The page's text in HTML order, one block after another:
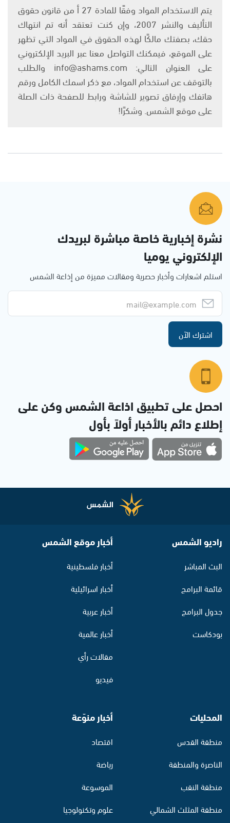
يتم الاستخدام المواد وفقًا للمادة 27 أ من قانون حقوق
التأليف والنشر 2007، وإن كنت تعتقد أنه تم انتهاك
حقك، بصفتك مالكًا لهذه الحقوق في المواد التي تظهر
على الموقع، فيمكنك التواصل معنا عبر البريد الإلكتروني
على العنوان التالي: info@ashams.com والطلب
بالتوقف عن استخدام المواد، مع ذكر اسمك الكامل ورقم
هاتفك وإرفاق تصوير للشاشة ورابط للصفحة ذات الصلة
على موقع الشمس. وشكرًا!
نشرة إخبارية خاصة مباشرة لبريدك
الإلكتروني يوميا
استلم اشعارات وأخبار حصرية ومقالات مميزة من إذاعة الشمس
اشترك الآن
احصل على تطبيق اذاعة الشمس وكن على
إطلاع دائم بالأخبار أولاً بأول
راديو الشمس
البث المباشر
قائمة البرامج
جدول البرامج
بودكاست
أخبار موقع الشمس
أخبار فلسطينية
أخبار اسرائيلية
أخبار عربية
أخبار عالمية
مقالات رأي
فيديو
المحليات
منطقة القدس
الناصرة والمنطقة
منطقة النقب
منطقة المثلث الشمالي
أخبار منوّعة
اقتصاد
رياضة
الموسوعة
علوم وتكنولوجيا